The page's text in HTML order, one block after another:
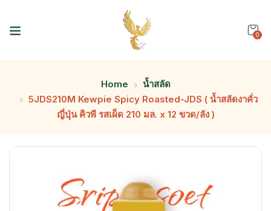
0
Home
น้ำสลัด
5JDS210M Kewpie Spicy Roasted-JDS ( น้ำสลัดงาคั่ว
ญี่ปุ่น คิวพี รสเผ็ด 210 มล. x 12 ขวด/ลัง )